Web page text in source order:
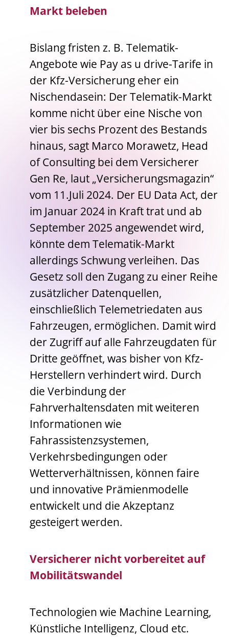
Markt beleben
Bislang fristen z. B. Telematik-
Angebote wie Pay as u drive-Tarife in
der Kfz-Versicherung eher ein
Nischendasein: Der Telematik-Markt
komme nicht über eine Nische von
vier bis sechs Prozent des Bestands
hinaus, sagt Marco Morawetz, Head
of Consulting bei dem Versicherer
Gen Re, laut „Versicherungsmagazin“
vom 11.Juli 2024. Der EU Data Act, der
im Januar 2024 in Kraft trat und ab
September 2025 angewendet wird,
könnte dem Telematik-Markt
allerdings Schwung verleihen. Das
Gesetz soll den Zugang zu einer Reihe
zusätzlicher Datenquellen,
einschließlich Telemetriedaten aus
Fahrzeugen, ermöglichen. Damit wird
der Zugriff auf alle Fahrzeugdaten für
Dritte geöffnet, was bisher von Kfz-
Herstellern verhindert wird. Durch
die Verbindung der
Fahrverhaltensdaten mit weiteren
Informationen wie
Fahrassistenzsystemen,
Verkehrsbedingungen oder
Wetterverhältnissen, können faire
und innovative Prämienmodelle
entwickelt und die Akzeptanz
gesteigert werden.
Versicherer nicht vorbereitet auf
Mobilitätswandel
Technologien wie Machine Learning,
Künstliche Intelligenz, Cloud etc.